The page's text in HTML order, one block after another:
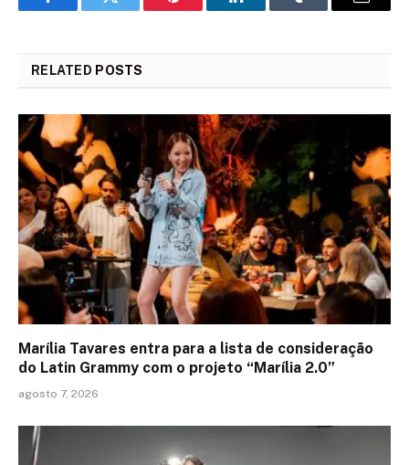
FacebookTwitter Pinterest LinkedInTumblr Email
RELATED POSTS
Marília Tavares entra para a lista de consideração
do Latin Grammy com o projeto “Marília 2.0”
agosto 7, 2026